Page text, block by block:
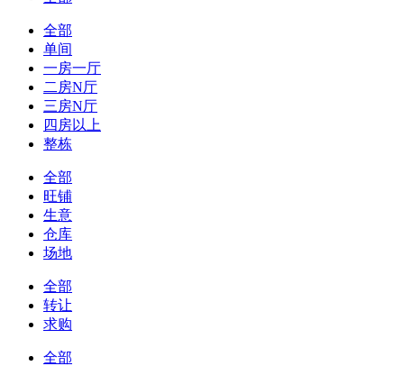
全部
单间
一房一厅
二房N厅
三房N厅
四房以上
整栋
全部
旺铺
生意
仓库
场地
全部
转让
求购
全部